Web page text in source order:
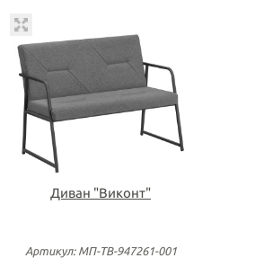
Диван "Виконт"
Артикул: МП-ТВ-947261-001